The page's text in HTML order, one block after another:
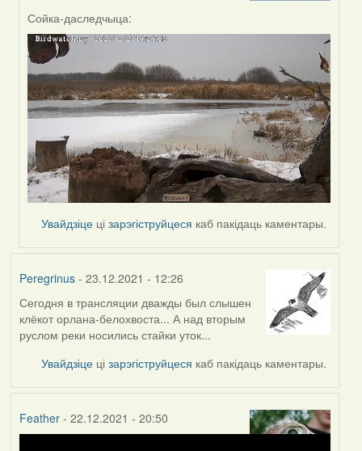
Peregrinus
Сойка-даследчыца:
Увайдзіце цізарэгіструйцеся каб пакідаць каментары.
Peregrinus- 23.12.2021 - 12:26
Сегодня в трансляции дважды был слышен
клёкот орлана-белохвоста... А над вторым
руслом реки носились стайки уток...
Увайдзіце цізарэгіструйцеся каб пакідаць каментары.
Feather- 22.12.2021 - 20:50